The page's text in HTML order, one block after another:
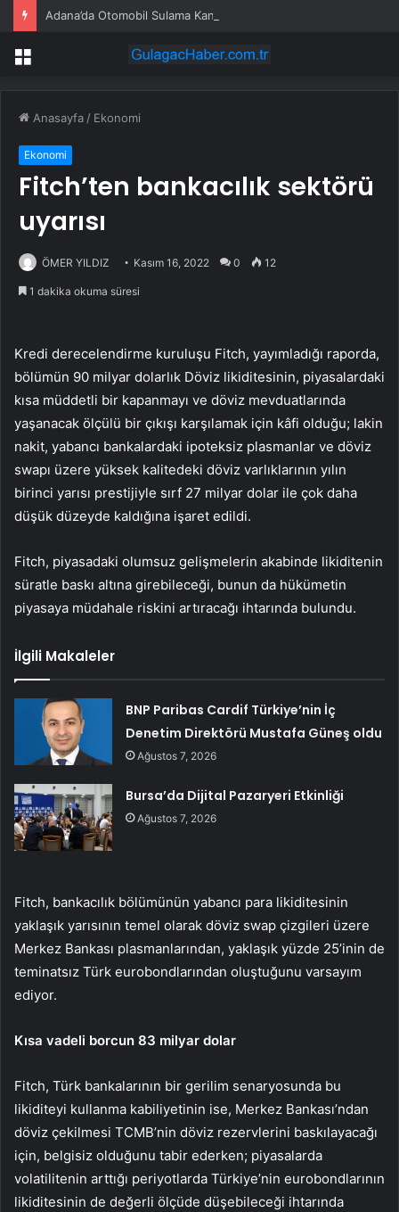
Adana’da Otomobil Sulama Kanalında Asılı Kaldı
Menü
Anasayfa / Ekonomi
Ekonomi
Fitch’ten bankacılık sektörü
uyarısı
ÖMER YILDIZ Kasım 16, 2022 0 12
1 dakika okuma süresi
Kredi derecelendirme kuruluşu Fitch, yayımladığı raporda,
bölümün 90 milyar dolarlık Döviz likiditesinin, piyasalardaki
kısa müddetli bir kapanmayı ve döviz mevduatlarında
yaşanacak ölçülü bir çıkışı karşılamak için kâfi olduğu; lakin
nakit, yabancı bankalardaki ipoteksiz plasmanlar ve döviz
swapı üzere yüksek kalitedeki döviz varlıklarının yılın
birinci yarısı prestijiyle sırf 27 milyar dolar ile çok daha
düşük düzeyde kaldığına işaret edildi.
Fitch, piyasadaki olumsuz gelişmelerin akabinde likiditenin
süratle baskı altına girebileceği, bunun da hükümetin
piyasaya müdahale riskini artıracağı ihtarında bulundu.
İlgili Makaleler
BNP Paribas Cardif Türkiye’nin İç
Denetim Direktörü Mustafa Güneş oldu
Ağustos 7, 2026
Bursa’da Dijital Pazaryeri Etkinliği
Ağustos 7, 2026
Fitch, bankacılık bölümünün yabancı para likiditesinin
yaklaşık yarısının temel olarak döviz swap çizgileri üzere
Merkez Bankası plasmanlarından, yaklaşık yüzde 25’inin de
teminatsız Türk eurobondlarından oluştuğunu varsayım
ediyor.
Kısa vadeli borcun 83 milyar dolar
Fitch, Türk bankalarının bir gerilim senaryosunda bu
likiditeyi kullanma kabiliyetinin ise, Merkez Bankası’ndan
döviz çekilmesi TCMB’nin döviz rezervlerini baskılayacağı
için, belgisiz olduğunu tabir ederken; piyasalarda
volatilitenin arttığı periyotlarda Türkiye’nin eurobondlarının
likiditesinin de değerli ölçüde düşebileceği ihtarında